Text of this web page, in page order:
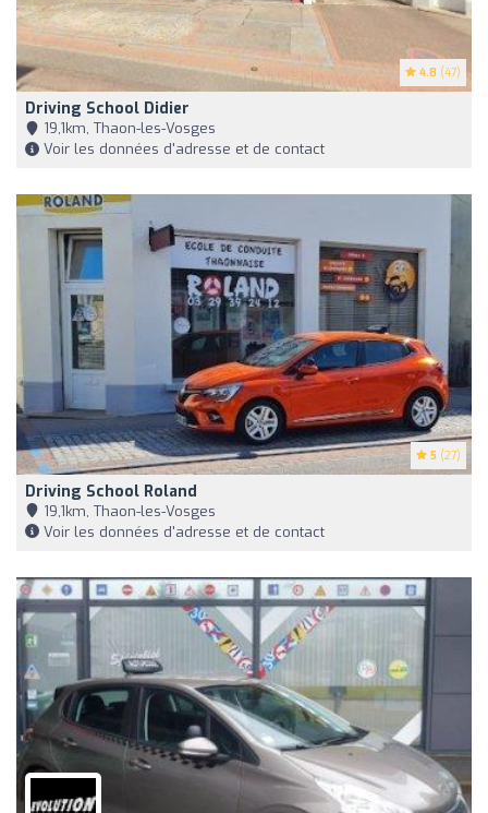
4.8 (47)
Driving School Didier
19,1km, Thaon-les-Vosges
Voir les données d'adresse et de contact
5 (27)
Driving School Roland
19,1km, Thaon-les-Vosges
Voir les données d'adresse et de contact